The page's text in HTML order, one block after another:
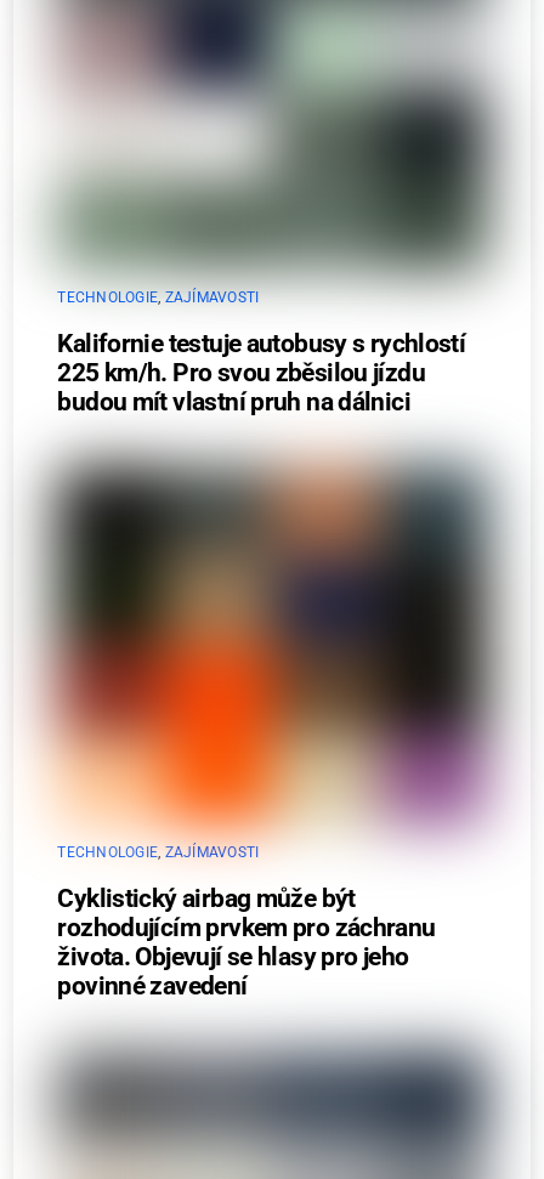
TECHNOLOGIE ZAJÍMAVOSTI
Kalifornie testuje autobusy s rychlostí
225 km/h. Pro svou zběsilou jízdu
budou mít vlastní pruh na dálnici
TECHNOLOGIE ZAJÍMAVOSTI
Cyklistický airbag může být
rozhodujícím prvkem pro záchranu
života. Objevují se hlasy pro jeho
povinné zavedení